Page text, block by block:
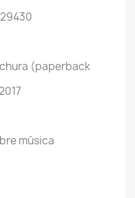
(paperback
música